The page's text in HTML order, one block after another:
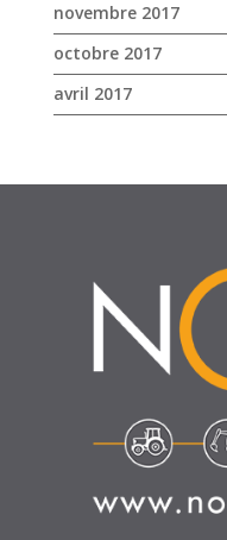
novembre 2017
octobre 2017
avril 2017